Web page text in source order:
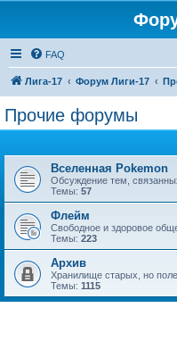
FAQ
Лига-17 Форум Лиги-17
Прочие форумы
Вселенная Pokemon
Обсуждение тем,
Темы: 57
Флейм
Свободное и здоровое
Темы: 223
Архив
Хранилище старых, но
Темы: 1115